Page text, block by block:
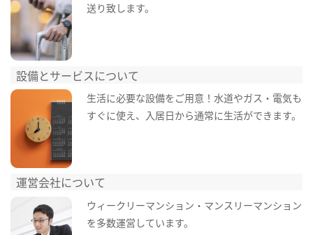
送り致します。
設備とサービスについて
生活に必要な設備をご用意！水道やガス・電気も
すぐに使え、入居日から通常に生活ができます。
運営会社について
ウィークリーマンション・マンスリーマンション
を多数運営しています。